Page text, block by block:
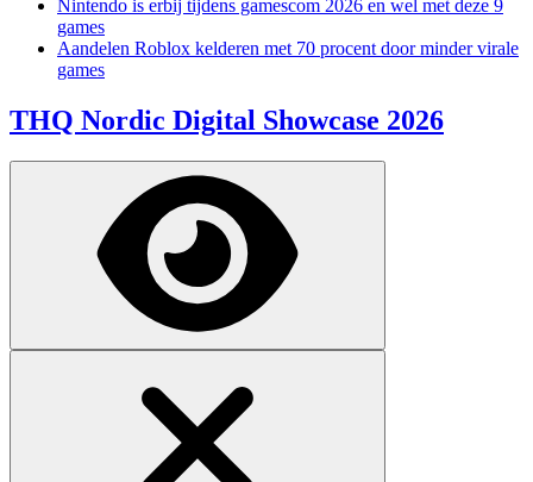
Nintendo is erbij tijdens gamescom 2026 en wel met deze 9
games
Aandelen Roblox kelderen met 70 procent door minder virale
games
THQ Nordic Digital Showcase 2026